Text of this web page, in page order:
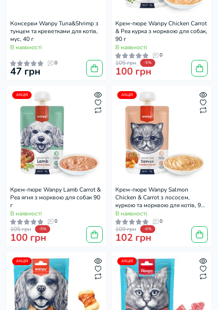
Консерви Wanpy Tuna&Shrimp з
тунцем та креветками для котів,
мус, 40 г
В наявності
0
47 грн
Крем-пюре Wanpy Chicken Carrot
& Pea курка з морквою для собак,
90 г
В наявності
0
105 грн -5%
100 грн
АКЦІЯ
Крем-пюре Wanpy Lamb Carrot &
Pea ягня з морквою для собак 90
г
В наявності
0
105 грн -5%
100 грн
АКЦІЯ
Крем-пюре Wanpy Salmon
Chicken & Carrot з лососем,
куркою та морквою для котів, 90
гВ наявності
0
109 грн -6%
102 грн
АКЦІЯ АКЦІЯ